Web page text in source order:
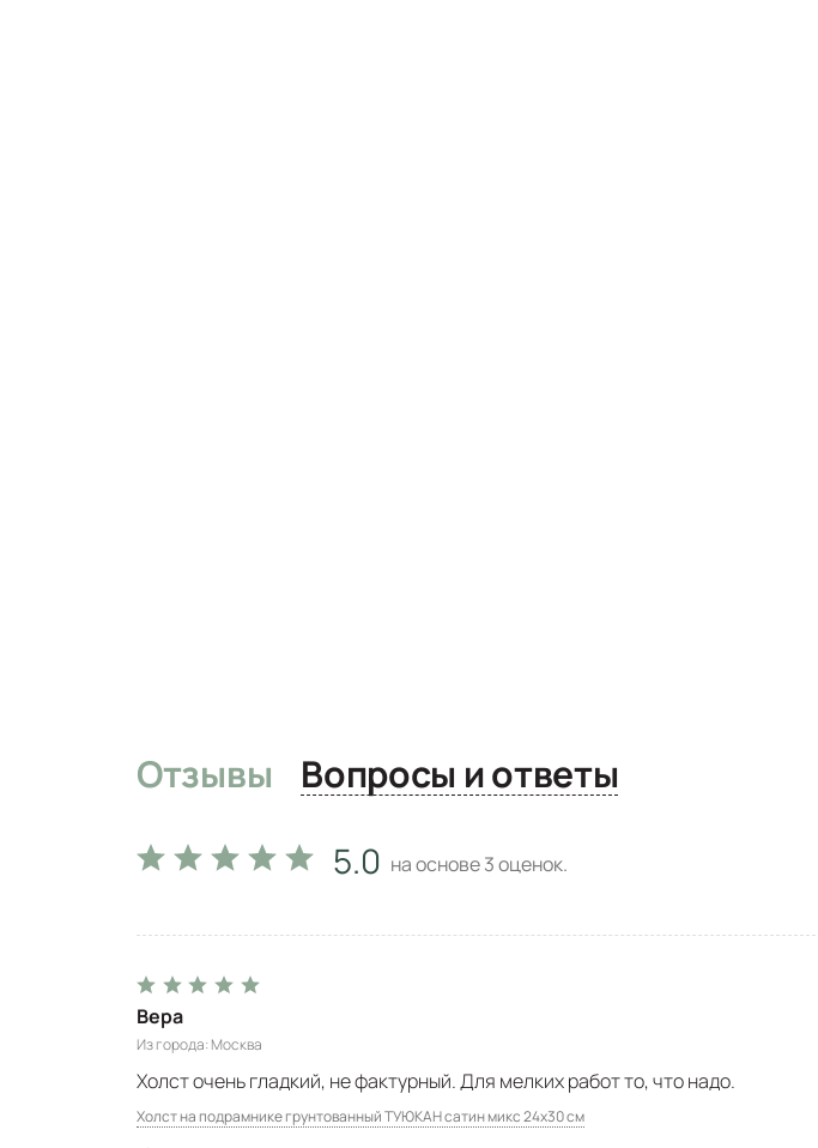
Отзывы Вопросы и ответы
5.0 на основе3оценок.
Вера
Из города Москва
Холст очень гладкий, не фактурный. Для мелких работ то, что надо.
Холст на подрамнике грунтованный ТУЮКАН сатин микс 24х30 см